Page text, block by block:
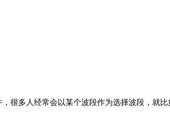
很多人经常会以某个波段作为选择波段，就